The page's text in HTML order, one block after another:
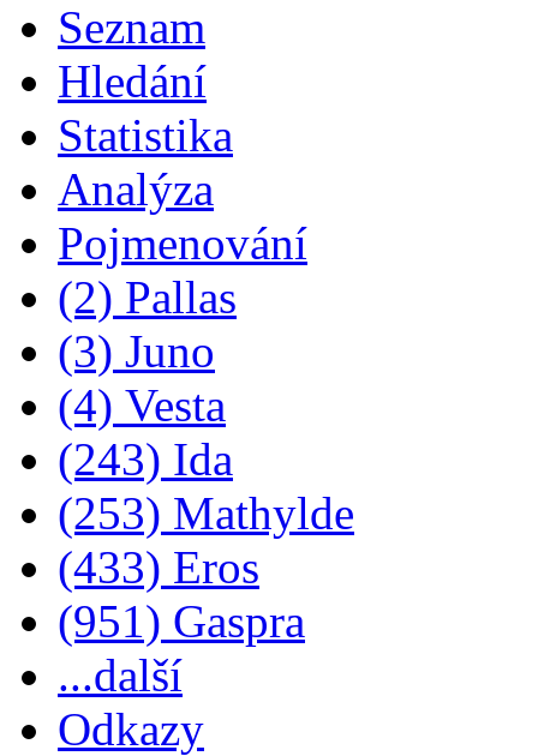
Seznam
Hledání
Statistika
Analýza
Pojmenování
(2) Pallas
(3) Juno
(4) Vesta
(243) Ida
(253) Mathylde
(433) Eros
(951) Gaspra
...další
Odkazy